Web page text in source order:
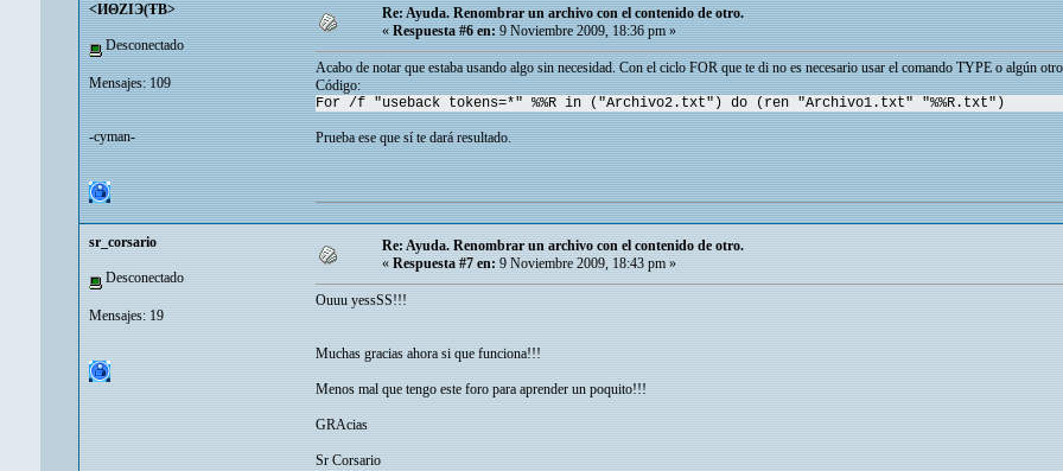
<ИΘZIЭ(ŦB>
Desconectado
Mensajes: 109
-cyman-
Re: Ayuda. Renombrar un archivo con el contenido de otro.
«Respuesta #6 en:9 Noviembre 2009, 18:36 pm »
Acabo de notar que estaba usando algo sin necesidad. Con el ciclo FOR que te di no es necesario usar el comando TYPE o algún
Código:
For /f "useback tokens=*" %%R in ("Archivo2.txt") do (ren "Archivo1.txt" "%%R.txt")
Prueba ese que sí te dará resultado.
sr_corsario
Desconectado
Mensajes: 19
Re: Ayuda. Renombrar un archivo con el contenido de otro.
« Respuesta #7 en: 9 Noviembre 2009, 18:43 pm »
Ouuu yessSS!!!
Muchas gracias ahora si que funciona!!!
Menos mal que tengo este foro para aprender un poquito!!!
GRAcias
Sr Corsario